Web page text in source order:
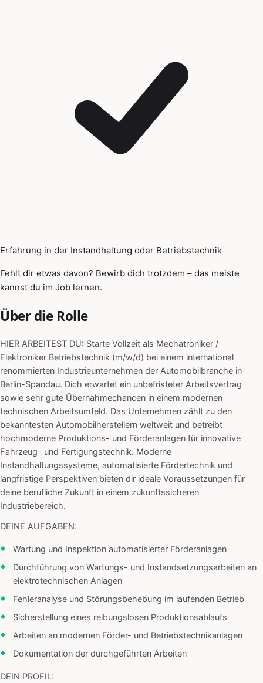
Erfahrung in der Instandhaltung oder Betriebstechnik
Fehlt dir etwas davon? Bewirb dich trotzdem – das meiste
kannst du im Job lernen.
Über die Rolle
HIER ARBEITEST DU: Starte Vollzeit als Mechatroniker /
Elektroniker Betriebstechnik (m/w/d) bei einem international
renommierten Industrieunternehmen der Automobilbranche in
Berlin-Spandau. Dich erwartet ein unbefristeter Arbeitsvertrag
sowie sehr gute Übernahmechancen in einem modernen
technischen Arbeitsumfeld. Das Unternehmen zählt zu den
bekanntesten Automobilherstellern weltweit und betreibt
hochmoderne Produktions- und Förderanlagen für innovative
Fahrzeug- und Fertigungstechnik. Moderne
Instandhaltungssysteme, automatisierte Fördertechnik und
langfristige Perspektiven bieten dir ideale Voraussetzungen für
deine berufliche Zukunft in einem zukunftssicheren
Industriebereich.
DEINE AUFGABEN:
Wartung und Inspektion automatisierter Förderanlagen
Durchführung von Wartungs- und Instandsetzungsarbeiten an
elektrotechnischen Anlagen
Fehleranalyse und Störungsbehebung im laufenden Betrieb
Sicherstellung eines reibungslosen Produktionsablaufs
Arbeiten an modernen Förder- und Betriebstechnikanlagen
Dokumentation der durchgeführten Arbeiten
DEIN PROFIL: